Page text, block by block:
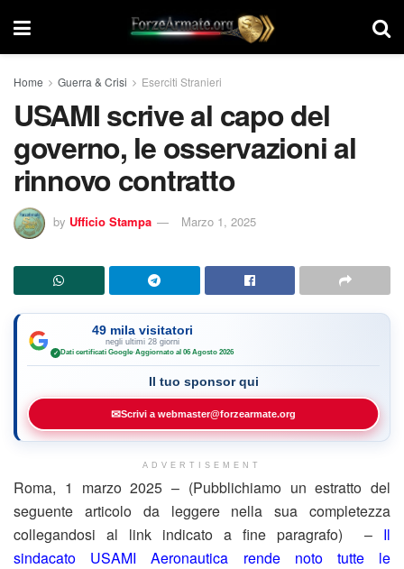
Home Guerra & Crisi Eserciti Stranieri
USAMI scrive al capo del
governo, le osservazioni al
rinnovo contratto
by Ufficio Stampa Marzo 1, 2025
49 mila visitatori
negli ultimi 28 giorni
✓ Dati certificati Google·Aggiornato al 06 Agosto 2026
Il tuo sponsor qui
✉Scrivi a webmaster@forzearmate.org
ADVERTISEMENT
Roma, 1 marzo 2025 – (Pubblichiamo un estratto del
seguente articolo da leggere nella sua completezza
collegandosi al link indicato a fine paragrafo) – Il
sindacato USAMI Aeronautica rende noto tutte le